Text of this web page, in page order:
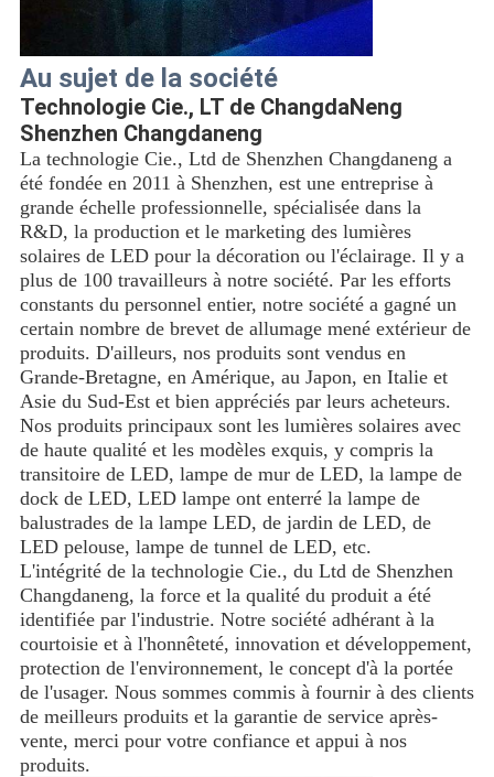
Au sujet de la société
Technologie Cie., LT de ChangdaNeng
Shenzhen Changdaneng
La technologie Cie., Ltd de Shenzhen Changdaneng a
été fondée en 2011 à Shenzhen, est une entreprise à
grande échelle professionnelle, spécialisée dans la
R&D, la production et le marketing des lumières
solaires de LED pour la décoration ou l'éclairage. Il y a
plus de 100 travailleurs à notre société. Par les efforts
constants du personnel entier, notre société a gagné un
certain nombre de brevet de allumage mené extérieur de
produits. D'ailleurs, nos produits sont vendus en
Grande-Bretagne, en Amérique, au Japon, en Italie et
Asie du Sud-Est et bien appréciés par leurs acheteurs.
Nos produits principaux sont les lumières solaires avec
de haute qualité et les modèles exquis, y compris la
transitoire de LED, lampe de mur de LED, la lampe de
dock de LED, LED lampe ont enterré la lampe de
balustrades de la lampe LED, de jardin de LED, de
LED pelouse, lampe de tunnel de LED, etc.
L'intégrité de la technologie Cie., du Ltd de Shenzhen
Changdaneng, la force et la qualité du produit a été
identifiée par l'industrie. Notre société adhérant à la
courtoisie et à l'honnêteté, innovation et développement,
protection de l'environnement, le concept d'à la portée
de l'usager. Nous sommes commis à fournir à des clients
de meilleurs produits et la garantie de service après-
vente, merci pour votre confiance et appui à nos
produits.